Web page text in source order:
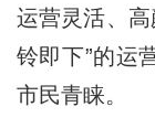
运营灵活、高
铃即下”的运
市民青睐。